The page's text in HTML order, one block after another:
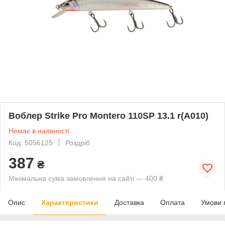
Воблер Strike Pro Montero 110SP 13.1 r(A010)
Немає в наявності
Код: 5056125
Роздріб
387 ₴
Мінімальна сума замовлення на сайті — 400 ₴
Опис Характеристики Доставка Оплата Умови